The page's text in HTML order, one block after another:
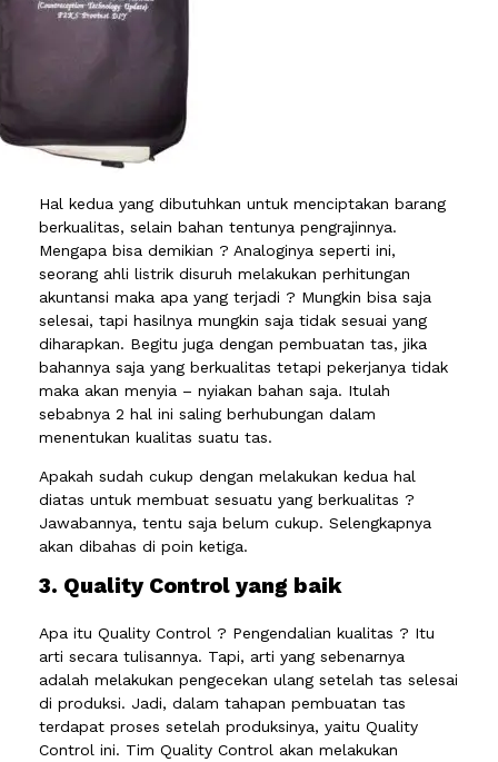
Hal kedua yang dibutuhkan untuk menciptakan barang
berkualitas, selain bahan tentunya pengrajinnya.
Mengapa bisa demikian ? Analoginya seperti ini,
seorang ahli listrik disuruh melakukan perhitungan
akuntansi maka apa yang terjadi ? Mungkin bisa saja
selesai, tapi hasilnya mungkin saja tidak sesuai yang
diharapkan. Begitu juga dengan pembuatan tas, jika
bahannya saja yang berkualitas tetapi pekerjanya tidak
maka akan menyia – nyiakan bahan saja. Itulah
sebabnya 2 hal ini saling berhubungan dalam
menentukan kualitas suatu tas.
Apakah sudah cukup dengan melakukan kedua hal
diatas untuk membuat sesuatu yang berkualitas ?
Jawabannya, tentu saja belum cukup. Selengkapnya
akan dibahas di poin ketiga.
3. Quality Control yang baik
Apa itu Quality Control ? Pengendalian kualitas ? Itu
arti secara tulisannya. Tapi, arti yang sebenarnya
adalah melakukan pengecekan ulang setelah tas selesai
di produksi. Jadi, dalam tahapan pembuatan tas
terdapat proses setelah produksinya, yaitu Quality
Control ini. Tim Quality Control akan melakukan